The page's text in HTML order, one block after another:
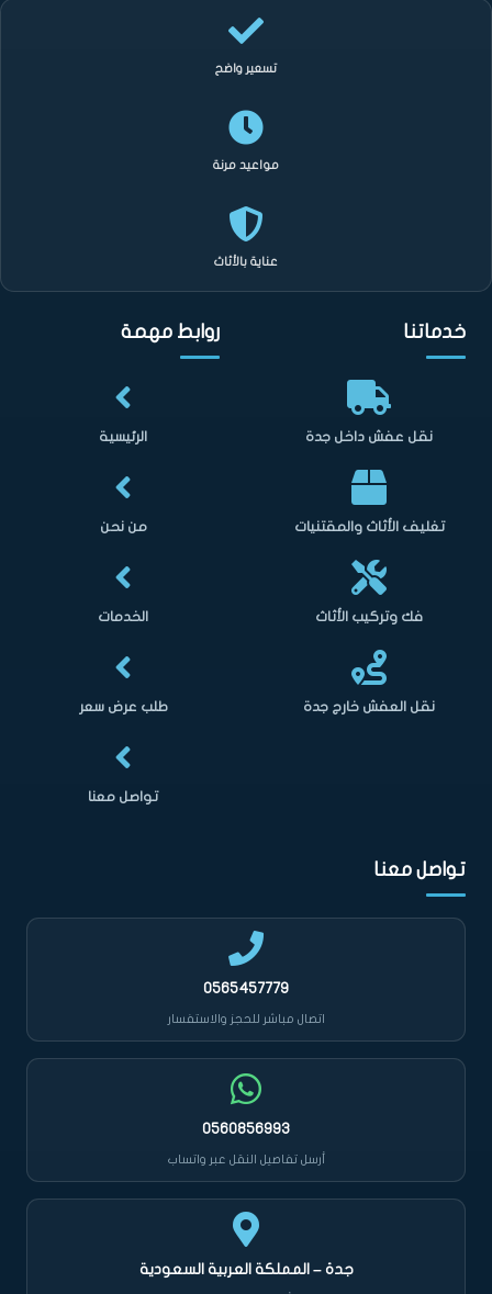
تسعير واضح
مواعيد مرنة
عناية بالأثاث
خدماتنا
نقل عفش داخل جدة
تغليف الأثاث والمقتنيات
فك وتركيب الأثاث
نقل العفش خارج جدة
روابط مهمة
الرئيسية
من نحن
الخدمات
طلب عرض سعر
تواصل معنا
تواصل معنا
0565457779
اتصال مباشر للحجز والاستفسار
0560856993
أرسل تفاصيل النقل عبر واتساب
جدة – المملكة العربية السعودية